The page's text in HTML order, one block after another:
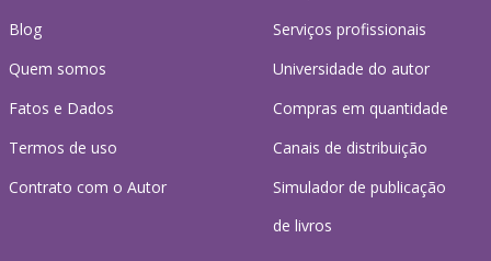
Blog
Quem somos
Fatos e Dados
Termos de uso
Contrato com o Autor
Serviços profissionais
Universidade do autor
Compras em quantidade
Canais de distribuição
Simulador de publicação
de livros